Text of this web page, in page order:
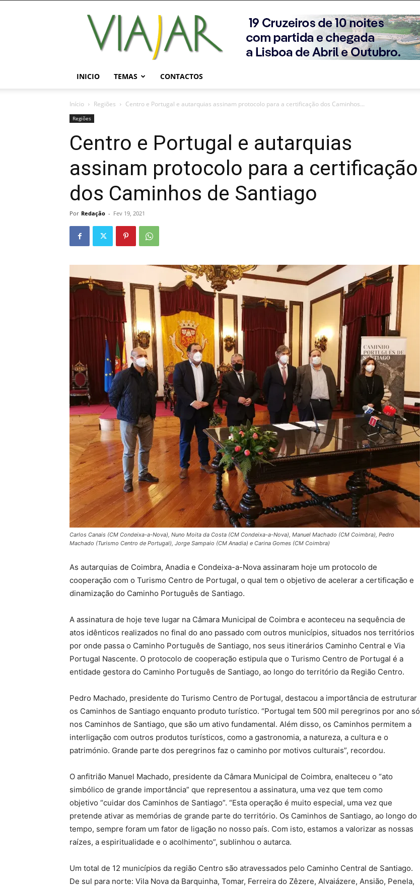
Viajar
Magazine
Online
INICIO TEMAS CONTACTOS
Início Regiões Centro e Portugal e autarquias assinam protocolo para a certificação dos Caminhos...
Regiões
Centro e Portugal e autarquias
assinam protocolo para a certificação
dos Caminhos de Santiago
Por Redação - Fev 19, 2021
Carlos Canais (CM Condeixa-a-Nova), Nuno Moita da Costa (CM Condeixa-a-Nova), Manuel Machado (CM Coimbra), Pedro
Machado (Turismo Centro de Portugal), Jorge Sampaio (CM Anadia) e Carina Gomes (CM Coimbra)
As autarquias de Coimbra, Anadia e Condeixa-a-Nova assinaram hoje um protocolo de
cooperação com o Turismo Centro de Portugal, o qual tem o objetivo de acelerar a certificação e
dinamização do Caminho Português de Santiago.
A assinatura de hoje teve lugar na Câmara Municipal de Coimbra e aconteceu na sequência de
atos idênticos realizados no final do ano passado com outros municípios, situados nos territórios
por onde passa o Caminho Português de Santiago, nos seus itinerários Caminho Central e Via
Portugal Nascente. O protocolo de cooperação estipula que o Turismo Centro de Portugal é a
entidade gestora do Caminho Português de Santiago, ao longo do território da Região Centro.
Pedro Machado, presidente do Turismo Centro de Portugal, destacou a importância de estruturar
os Caminhos de Santiago enquanto produto turístico. “Portugal tem 500 mil peregrinos por ano só
nos Caminhos de Santiago, que são um ativo fundamental. Além disso, os Caminhos permitem a
interligação com outros produtos turísticos, como a gastronomia, a natureza, a cultura e o
património. Grande parte dos peregrinos faz o caminho por motivos culturais”, recordou.
O anfitrião Manuel Machado, presidente da Câmara Municipal de Coimbra, enalteceu o “ato
simbólico de grande importância” que representou a assinatura, uma vez que tem como
objetivo “cuidar dos Caminhos de Santiago”. “Esta operação é muito especial, uma vez que
pretende ativar as memórias de grande parte do território. Os Caminhos de Santiago, ao longo do
tempo, sempre foram um fator de ligação no nosso país. Com isto, estamos a valorizar as nossas
raízes, a espiritualidade e o acolhimento”, sublinhou o autarca.
Um total de 12 municípios da região Centro são atravessados pelo Caminho Central de Santiago.
De sul para norte: Vila Nova da Barquinha, Tomar, Ferreira do Zêzere, Alvaiázere, Ansião, Penela,